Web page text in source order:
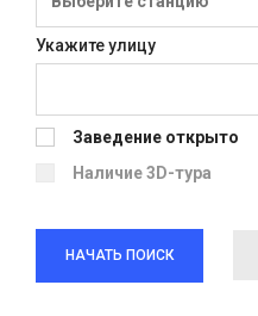
Укажите улицу
Заведение открыто
Наличие 3D-тура
НАЧАТЬ ПОИСК